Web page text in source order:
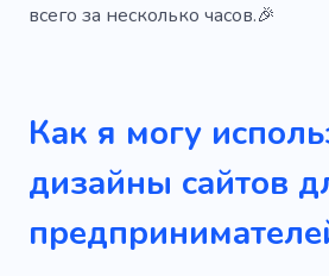
Специалист по обновлению
Ориентированный на
Сохранение
Поиск
всего за несколько часов.🎉
Как я могу
дизайны сайтов